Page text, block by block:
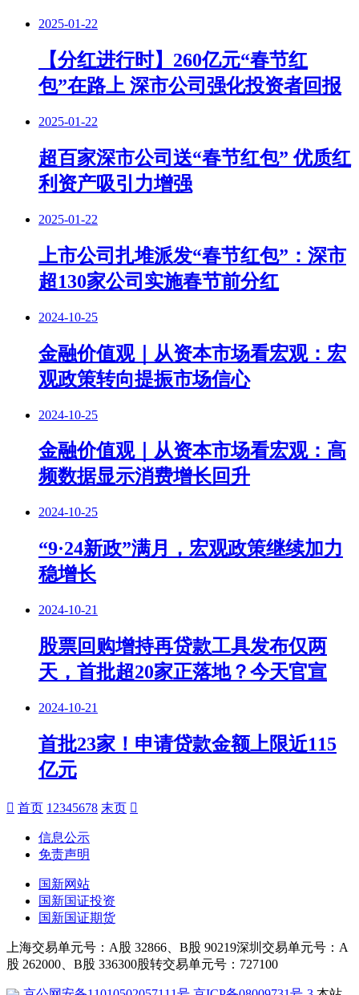
2025-01-22
【分红进行时】260亿元“春节红
包”在路上 深市公司强化投资者回报
2025-01-22
超百家深市公司送“春节红包” 优质红
利资产吸引力增强
2025-01-22
上市公司扎堆派发“春节红包”：深市
超130家公司实施春节前分红
2024-10-25
金融价值观｜从资本市场看宏观：宏
观政策转向提振市场信心
2024-10-25
金融价值观｜从资本市场看宏观：高
频数据显示消费增长回升
2024-10-25
“9·24新政”满月，宏观政策继续加力
稳增长
2024-10-21
股票回购增持再贷款工具发布仅两
天，首批超20家正落地？今天官宣
2024-10-21
首批23家！申请贷款金额上限近115
亿元
首页 1 2345678 末页
信息公示
免责声明
国新网站
国新国证投资
国新国证期货
上海交易单元号：A股 32866、B股 90219深圳交易单元号：A
股 262000、B股 336300股转交易单元号：727100